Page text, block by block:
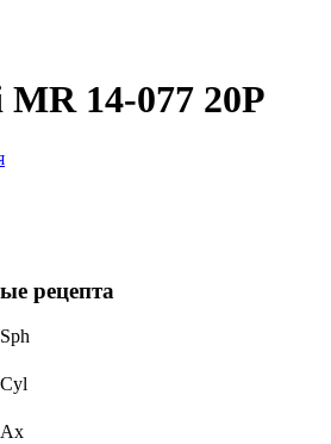
14-077 20P
рецепта